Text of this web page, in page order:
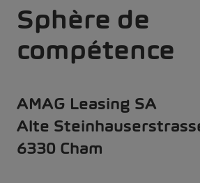
Sphère de
compétence
AMAG Leasing SA
Alte
6330 Cham